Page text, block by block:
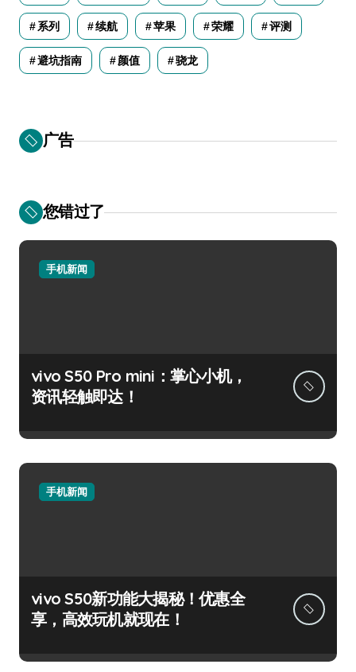
系列 续航 苹果 荣耀 评测
避坑指南 颜值 骁龙
广告
您错过了
手机新闻
vivo S50 Pro mini：掌心小机，
资讯轻触即达！
手机新闻
vivo S50新功能大揭秘！优惠全
享，高效玩机就现在！